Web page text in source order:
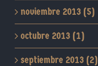
noviembre 2013 (5)
octubre 2013 (1)
septiembre 2013 (2)